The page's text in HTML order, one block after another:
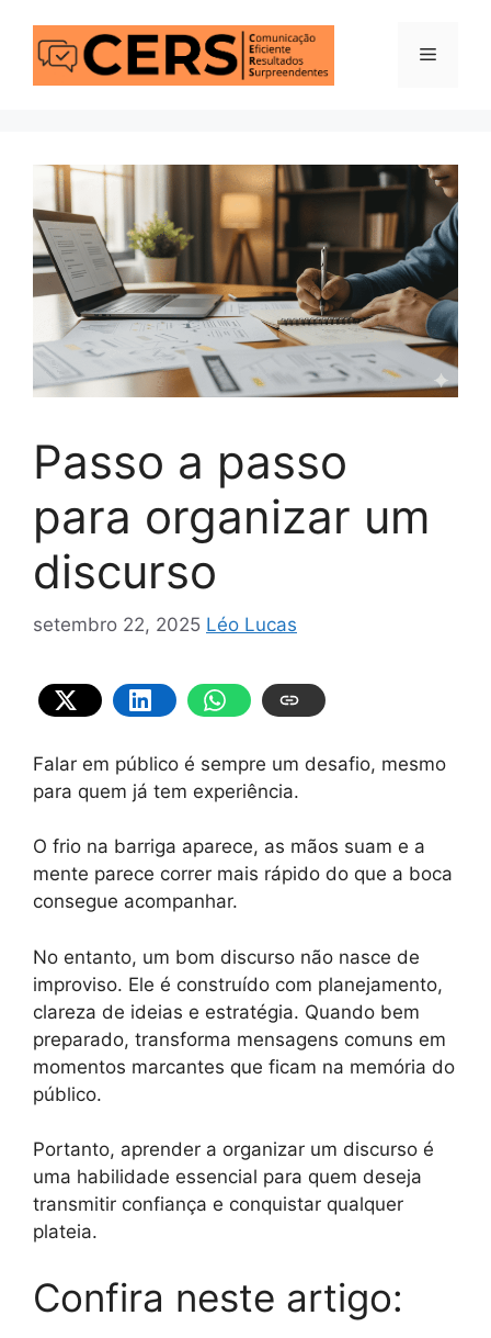
para
Menu
Passo a passo
para organizar um
discurso
setembro 22, 2025 Léo Lucas
Falar em público é sempre um desafio, mesmo
para quem já tem experiência.
O frio na barriga aparece, as mãos suam e a
mente parece correr mais rápido do que a boca
consegue acompanhar.
No entanto, um bom discurso não nasce de
improviso. Ele é construído com planejamento,
clareza de ideias e estratégia. Quando bem
preparado, transforma mensagens comuns em
momentos marcantes que ficam na memória do
público.
Portanto, aprender a organizar um discurso é
uma habilidade essencial para quem deseja
transmitir confiança e conquistar qualquer
plateia.
Confira neste artigo: